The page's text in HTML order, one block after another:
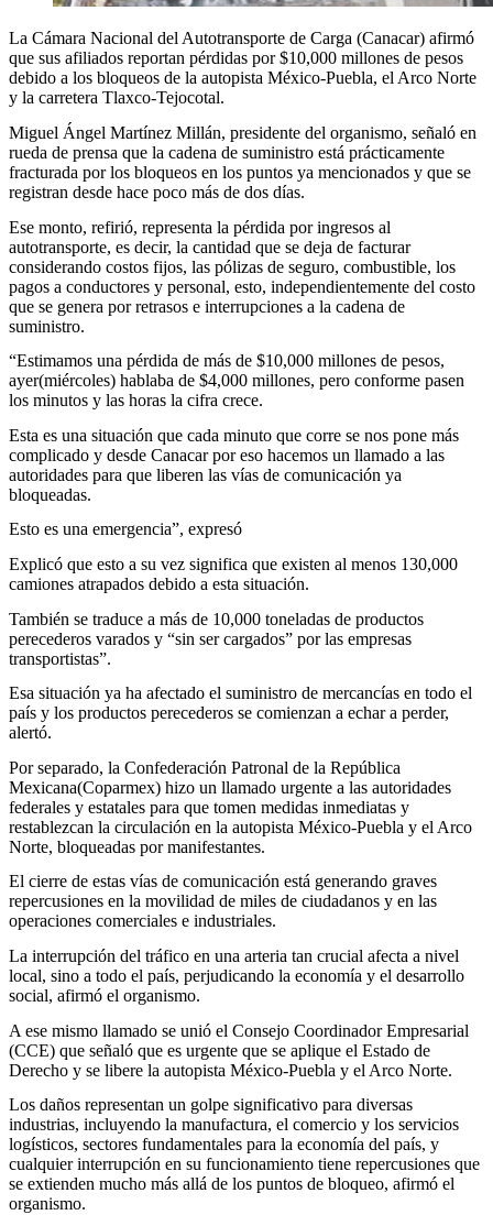
La Cámara Nacional del Autotransporte de Carga (Canacar) afirmó
que sus afiliados reportan pérdidas por $10,000 millones de pesos
debido a los bloqueos de la autopista México-Puebla, el Arco Norte
y la carretera Tlaxco-Tejocotal.
Miguel Ángel Martínez Millán, presidente del organismo, señaló en
rueda de prensa que la cadena de suministro está prácticamente
fracturada por los bloqueos en los puntos ya mencionados y que se
registran desde hace poco más de dos días.
Ese monto, refirió, representa la pérdida por ingresos al
autotransporte, es decir, la cantidad que se deja de facturar
considerando costos fijos, las pólizas de seguro, combustible, los
pagos a conductores y personal, esto, independientemente del costo
que se genera por retrasos e interrupciones a la cadena de
suministro.
“Estimamos una pérdida de más de $10,000 millones de pesos,
ayer(miércoles) hablaba de $4,000 millones, pero conforme pasen
los minutos y las horas la cifra crece.
Esta es una situación que cada minuto que corre se nos pone más
complicado y desde Canacar por eso hacemos un llamado a las
autoridades para que liberen las vías de comunicación ya
bloqueadas.
Esto es una emergencia”, expresó
Explicó que esto a su vez significa que existen al menos 130,000
camiones atrapados debido a esta situación.
También se traduce a más de 10,000 toneladas de productos
perecederos varados y “sin ser cargados” por las empresas
transportistas”.
Esa situación ya ha afectado el suministro de mercancías en todo el
país y los productos perecederos se comienzan a echar a perder,
alertó.
Por separado, la Confederación Patronal de la República
Mexicana(Coparmex) hizo un llamado urgente a las autoridades
federales y estatales para que tomen medidas inmediatas y
restablezcan la circulación en la autopista México-Puebla y el Arco
Norte, bloqueadas por manifestantes.
El cierre de estas vías de comunicación está generando graves
repercusiones en la movilidad de miles de ciudadanos y en las
operaciones comerciales e industriales.
La interrupción del tráfico en una arteria tan crucial afecta a nivel
local, sino a todo el país, perjudicando la economía y el desarrollo
social, afirmó el organismo.
A ese mismo llamado se unió el Consejo Coordinador Empresarial
(CCE) que señaló que es urgente que se aplique el Estado de
Derecho y se libere la autopista México-Puebla y el Arco Norte.
Los daños representan un golpe significativo para diversas
industrias, incluyendo la manufactura, el comercio y los servicios
logísticos, sectores fundamentales para la economía del país, y
cualquier interrupción en su funcionamiento tiene repercusiones que
se extienden mucho más allá de los puntos de bloqueo, afirmó el
organismo.